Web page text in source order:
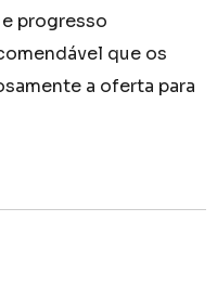
progresso
que os
a oferta para